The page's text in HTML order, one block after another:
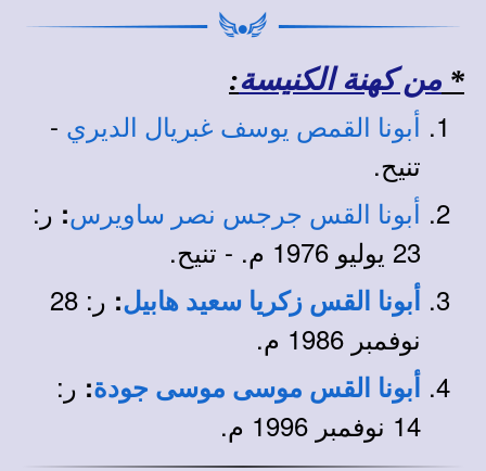
* من كهنة الكنيسة:
أبونا القمص يوسف غبريال الديري -
تنيح.
أبونا القس جرجس نصر ساويرس: ر:
23 يوليو 1976 م. - تنيح.
أبونا القس زكريا سعيد هابيل:
ر: 28
نوفمبر 1986 م.
أبونا القس موسى موسى جودة: ر:
14 نوفمبر 1996 م.